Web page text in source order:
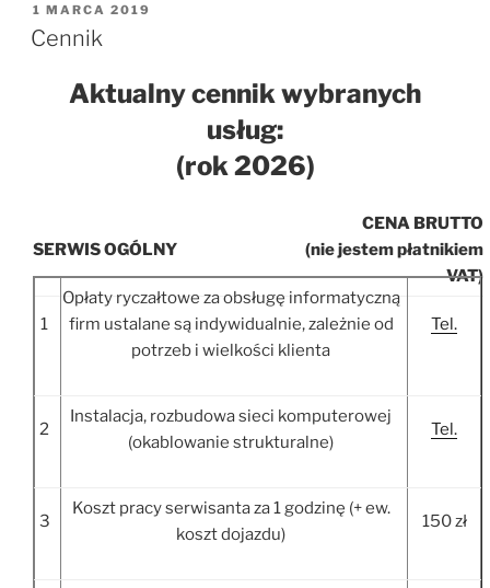
OPUBLIKOWANE
W
1 MARCA 2019
Cennik
Aktualny cennik wybranych
usług:
(rok 2026)
SERWIS OGÓLNY
CENA BRUTTO
(nie jestem płatnikiem
VAT)
1
Opłaty ryczałtowe za obsługę informatyczną
firm ustalane są indywidualnie, zależnie od
potrzeb i wielkości klienta
Tel.
2
Instalacja, rozbudowa sieci komputerowej
(okablowanie strukturalne)
Tel.
3
Koszt pracy serwisanta za 1 godzinę (+ ew.
koszt dojazdu)
150 zł